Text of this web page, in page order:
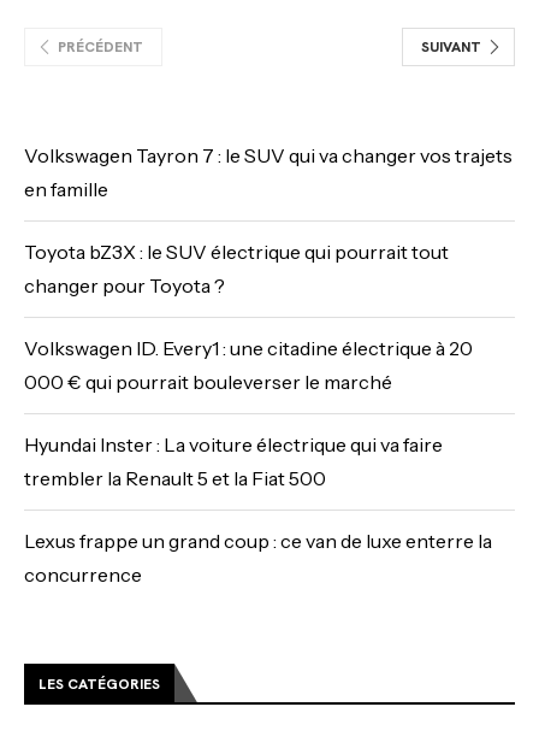
PRÉCÉDENT SUIVANT
Volkswagen Tayron 7 : le SUV qui va changer vos trajets
en famille
Toyota bZ3X : le SUV électrique qui pourrait tout
changer pour Toyota ?
Volkswagen ID. Every1 : une citadine électrique à 20
000 € qui pourrait bouleverser le marché
Hyundai Inster : La voiture électrique qui va faire
trembler la Renault 5 et la Fiat 500
Lexus frappe un grand coup : ce van de luxe enterre la
concurrence
LES CATÉGORIES